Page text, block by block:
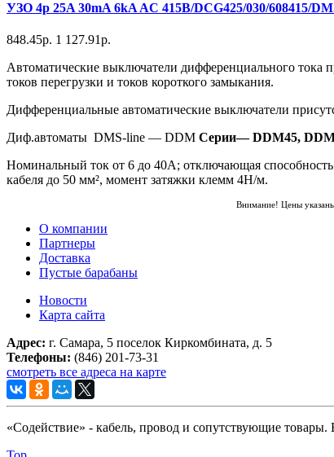
УЗО 4p 25A 30mA 6kA AC 415B/DCG425/030/608415/
848.45р. 1 127.91р.
Автоматические выключатели дифференциального тока
токов перегрузки и токов короткого замыкания.
Дифференциальные автоматические выключатели
Диф.автоматы DMS-line — DDM Серии— DDM45,
Номинальный ток от 6 до 40А; отключающая
кабеля до 50 мм², момент затяжки клемм 4Н/м.
Внимание! Цены
О компании
Партнеры
Доставка
Пустые барабаны
Новости
Карта сайта
Адрес: г. Самара, 5 поселок Киркомбината, д. 5
Телефоны: (846) 201-73-31
смотреть все адреса на карте
«Содействие» - кабель, провод и сопутствующие